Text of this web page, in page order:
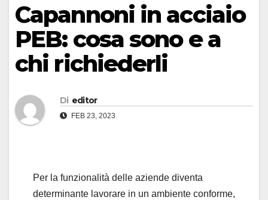
Capannoni in acciaio
PEB: cosa sono e a
chi richiederli
Di editor
FEB 23, 2023
Per la funzionalità delle aziende diventa
determinante lavorare in un ambiente conforme,